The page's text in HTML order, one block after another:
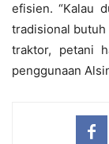
efisien. “Kalau
tradisional butuh
traktor, petani
penggunaan